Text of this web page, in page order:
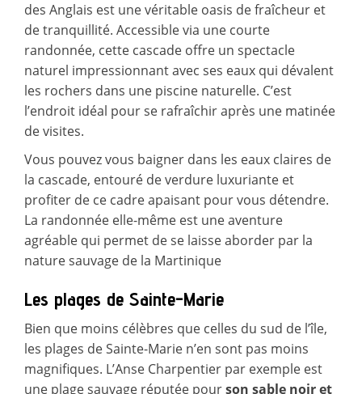
des Anglais est une véritable oasis de fraîcheur et
de tranquillité. Accessible via une courte
randonnée, cette cascade offre un spectacle
naturel impressionnant avec ses eaux qui dévalent
les rochers dans une piscine naturelle. C’est
l’endroit idéal pour se rafraîchir après une matinée
de visites.
Vous pouvez vous baigner dans les eaux claires de
la cascade, entouré de verdure luxuriante et
profiter de ce cadre apaisant pour vous détendre.
La randonnée elle-même est une aventure
agréable qui permet de se laisse aborder par la
nature sauvage de la Martinique
Les plages de Sainte-Marie
Bien que moins célèbres que celles du sud de l’île,
les plages de Sainte-Marie n’en sont pas moins
magnifiques. L’Anse Charpentier par exemple est
une plage sauvage réputée pourson sable noir et